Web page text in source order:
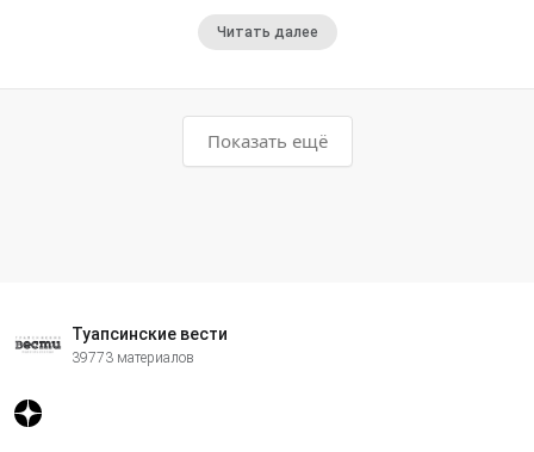
Читать далее
Показать ещё
Туапсинские вести
39773 материалов